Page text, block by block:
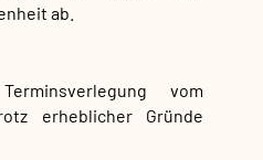
ab.
vom
erheblicher Gründe